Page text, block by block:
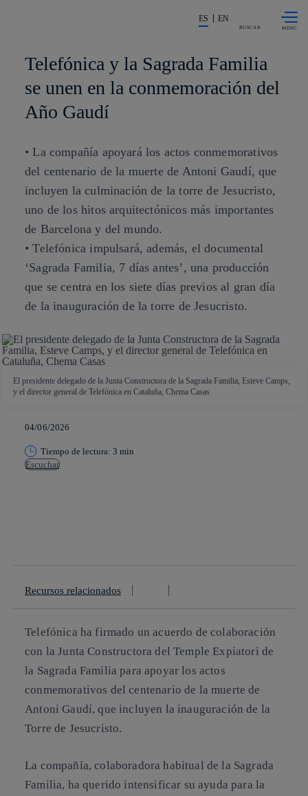
La acción en accionistas e
ES EN
BUSCAR
Telefónica y la Sagrada Familia
se unen en la conmemoración del
Año Gaudí
• La compañía apoyará los actos conmemorativos
del centenario de la muerte de Antoni Gaudí, que
incluyen la culminación de la torre de Jesucristo,
uno de los hitos arquitectónicos más importantes
de Barcelona y del mundo.
• Telefónica impulsará, además, el documental
‘Sagrada Familia, 7 días antes’, una producción
que se centra en los siete días previos al gran día
de la inauguración de la torre de Jesucristo.
El presidente delegado de la Junta Constructora de la Sagrada Familia, Esteve Camps,
y el director general de Telefónica en Cataluña, Chema Casas
04/06/2026
Tiempo de lectura: 3 min
Escuchar
Recursos relacionados
Telefónica ha firmado un acuerdo de colaboración
con la Junta Constructora del Temple Expiatori de
la Sagrada Familia para apoyar los actos
conmemorativos del centenario de la muerte de
Antoni Gaudí, que incluyen la inauguración de la
Torre de Jesucristo.
La compañía, colaboradora habitual de la Sagrada
Familia, ha querido intensificar su ayuda para la